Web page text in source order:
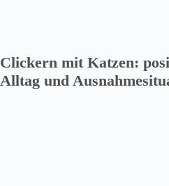
Clickern mit Katzen:
Alltag und